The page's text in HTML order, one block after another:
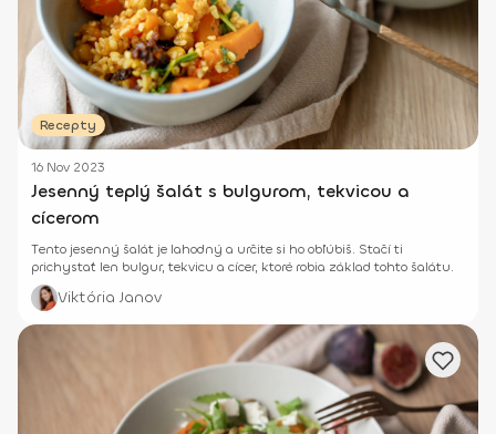
Recepty
16 Nov 2023
Jesenný teplý šalát s bulgurom, tekvicou a
cícerom
Tento jesenný šalát je lahodný a určite si ho obľúbiš. Stačí ti
prichystať len bulgur, tekvicu a cícer, ktoré robia základ tohto šalátu.
Viktória Janov